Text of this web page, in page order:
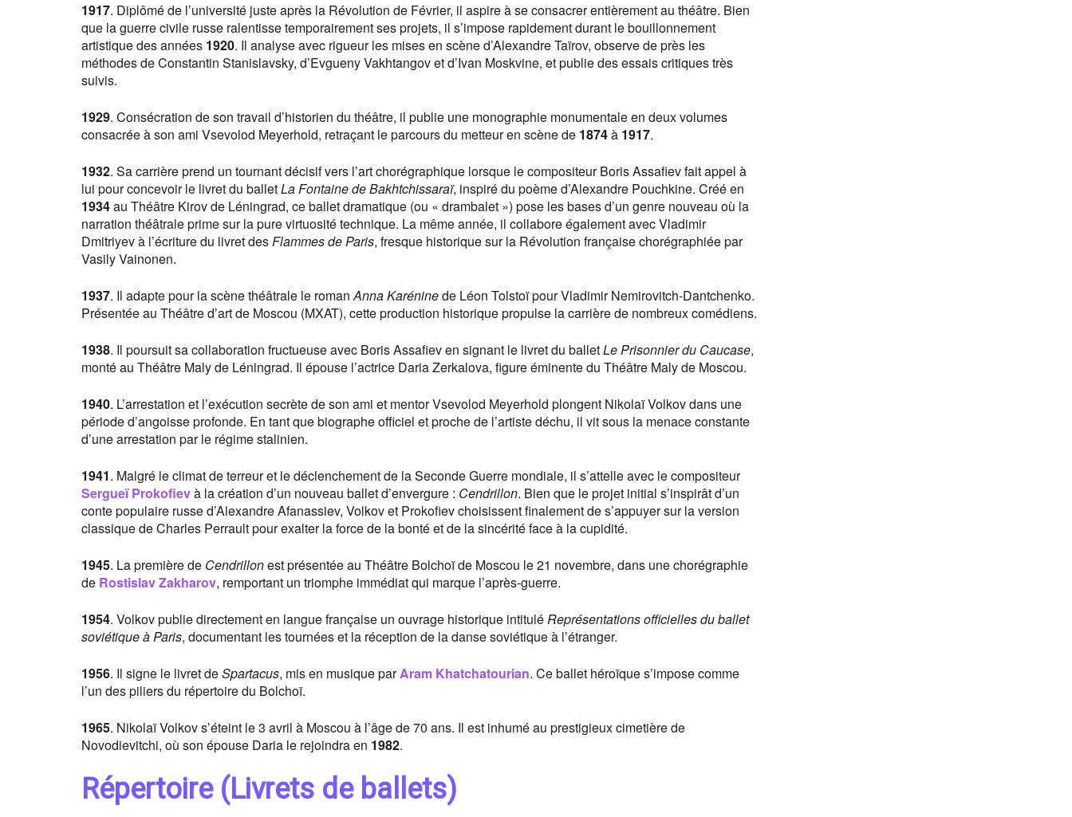
1917. Diplômé de l’université juste après la Révolution de Février, il aspire à se consacrer entièrement au théâtre. Bien
que la guerre civile russe ralentisse temporairement ses projets, il s’impose rapidement durant le bouillonnement
artistique des années 1920. Il analyse avec rigueur les mises en scène d’Alexandre Taïrov, observe de près les
méthodes de Constantin Stanislavsky, d’Evgueny Vakhtangov et d’Ivan Moskvine, et publie des essais critiques très
suivis.
1929. Consécration de son travail d’historien du théâtre, il publie une monographie monumentale en deux volumes
consacrée à son ami Vsevolod Meyerhold, retraçant le parcours du metteur en scène de 1874à 1917.
1932. Sa carrière prend un tournant décisif vers l’art chorégraphique lorsque le compositeur Boris Assafiev fait appel à
lui pour concevoir le livret du balletLa Fontaine de Bakhtchissaraï, inspiré du poème d’Alexandre Pouchkine. Créé en
1934au Théâtre Kirov de Léningrad, ce ballet dramatique (ou « drambalet ») pose les bases d’un genre nouveau où la
narration théâtrale prime sur la pure virtuosité technique. La même année, il collabore également avec Vladimir
Dmitriyev à l’écriture du livret desFlammes de Paris, fresque historique sur la Révolution française chorégraphiée par
Vasily Vainonen.
1937. Il adapte pour la scène théâtrale le romanAnna Karéninede Léon Tolstoï pour Vladimir Nemirovitch-Dantchenko.
Présentée au Théâtre d’art de Moscou (MXAT), cette production historique propulse la carrière de nombreux comédiens.
1938. Il poursuit sa collaboration fructueuse avec Boris Assafiev en signant le livret du balletLe Prisonnier du Caucase,
monté au Théâtre Maly de Léningrad. Il épouse l’actrice Daria Zerkalova, figure éminente du Théâtre Maly de Moscou.
1940. L’arrestation et l’exécution secrète de son ami et mentor Vsevolod Meyerhold plongent Nikolaï Volkov dans une
période d’angoisse profonde. En tant que biographe officiel et proche de l’artiste déchu, il vit sous la menace constante
d’une arrestation par le régime stalinien.
1941. Malgré le climat de terreur et le déclenchement de la Seconde Guerre mondiale, il s’attelle avec le compositeur
Sergueï Prokofievà la création d’un nouveau ballet d’envergure : Cendrillon. Bien que le projet initial s’inspirât d’un
conte populaire russe d’Alexandre Afanassiev, Volkov et Prokofiev choisissent finalement de s’appuyer sur la version
classique de Charles Perrault pour exalter la force de la bonté et de la sincérité face à la cupidité.
1945. La première de Cendrillonest présentée au Théâtre Bolchoï de Moscou le 21 novembre, dans une chorégraphie
de Rostislav Zakharov, remportant un triomphe immédiat qui marque l’après-guerre.
1954. Volkov publie directement en langue française un ouvrage historique intituléReprésentations officielles du ballet
soviétique à Paris, documentant les tournées et la réception de la danse soviétique à l’étranger.
1956. Il signe le livret deSpartacus, mis en musique parAram Khatchatourian. Ce ballet héroïque s’impose comme
l’un des piliers du répertoire du Bolchoï.
1965. Nikolaï Volkov s’éteint le 3 avril à Moscou à l’âge de 70 ans. Il est inhumé au prestigieux cimetière de
Novodievitchi, où son épouse Daria le rejoindra en 1982.
Répertoire (Livrets de ballets)